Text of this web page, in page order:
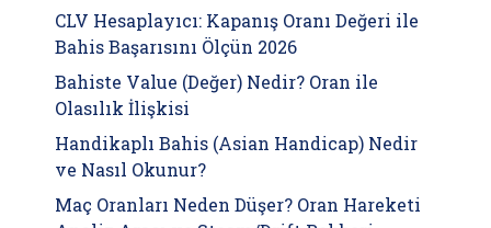
CLV Hesaplayıcı: Kapanış Oranı Değeri ile
Bahis Başarısını Ölçün 2026
Bahiste Value (Değer) Nedir? Oran ile
Olasılık İlişkisi
Handikaplı Bahis (Asian Handicap) Nedir
ve Nasıl Okunur?
Maç Oranları Neden Düşer? Oran Hareketi